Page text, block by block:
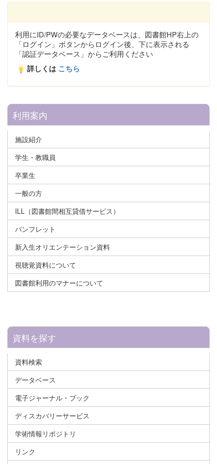
利用にID/PWの必要なデータベースは、図書館HP右上の
「ログイン」ボタンからログイン後、下に表示される
「認証データベース」からご利用ください
詳しくは こちら
利用案内
施設紹介
学生・教職員
卒業生
一般の方
ILL（図書館間相互貸借サービス）
パンフレット
新入生オリエンテーション資料
視聴覚資料について
図書館利用のマナーについて
資料を探す
資料検索
データベース
電子ジャーナル・ブック
ディスカバリーサービス
学術情報リポジトリ
リンク